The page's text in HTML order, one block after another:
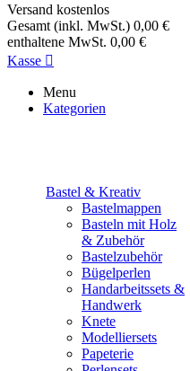
Versand kostenlos
Gesamt (inkl. MwSt.) 0,00 €
enthaltene MwSt. 0,00 €
Kasse 
Menu
Kategorien
Bastel & Kreativ
Bastelmappen
Basteln mit Holz
& Zubehör
Bastelzubehör
Bügelperlen
Handarbeitssets &
Handwerk
Knete
Modelliersets
Papeterie